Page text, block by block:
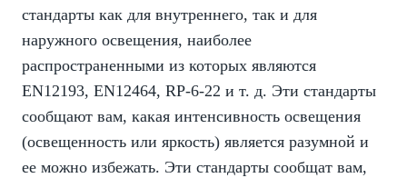
стандарты как для внутреннего, так и для
наружного освещения, наиболее
распространенными из которых являются
EN12193, EN12464, RP-6-22 и т. д. Эти стандарты
сообщают вам, какая интенсивность освещения
(освещенность или яркость) является разумной и
ее можно избежать. Эти стандарты сообщат вам,